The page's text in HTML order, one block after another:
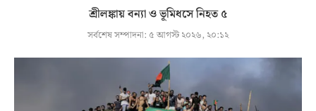
শ্রীলঙ্কায় বন্যা ও ভূমিধসে নিহত ৫
সর্বশেষ সম্পাদনা: ৫ আগস্ট ২০২৬, ২০:১২